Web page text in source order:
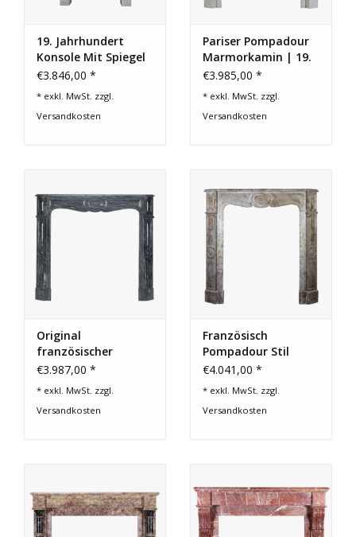
19. Jahrhundert
Konsole Mit Spiegel
€3.846,00 *
* exkl. MwSt. zzgl.
Versandkosten
Pariser Pompadour
Marmorkamin | 19.
Jahrhundert
€3.985,00 *
* exkl. MwSt. zzgl.
Versandkosten
Original
französischer
antiker Kaminsims
€3.987,00 *
* exkl. MwSt. zzgl.
Versandkosten
Französisch
Pompadour Stil
Jahrgang
€4.041,00 *
* exkl. MwSt. zzgl.
Versandkosten